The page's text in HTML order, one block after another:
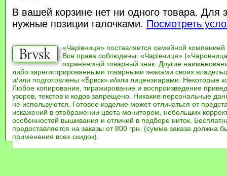
В вашей корзине нет ни одного товара. Для
нужные позиции галочками. Посмотреть
«Чарівниця» поставляется семейной компанией
Все права соблюдены. «Чарівниця»
охраняемый товарный знак. Другие
либо зарегистрированными товарными знаками своих
и/или подготовлены «Брвск» и/или лицензиарами. Некоторые
Любое копирование, тиражирование и воспроизведение
узоров, текстов и кодов запрещено. Никакие персональные
не используются. Готовое изделие может отличаться от
искажений в отображении цвета монитором, небольших
особенностей вышивания и отличий в подборе ниток.
предоставляется на заказы от 800 грн. (сумма заказа должна
применения всех скидок).